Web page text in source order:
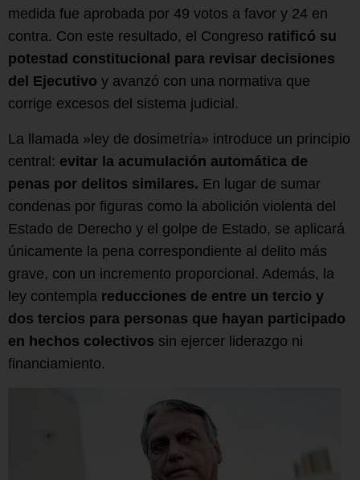
medida fue aprobada por 49 votos a favor y 24 en
contra. Con este resultado, el Congreso ratificó su
potestad constitucional para revisar decisiones
del Ejecutivo y avanzó con una normativa que
corrige excesos del sistema judicial.
La llamada »ley de dosimetría» introduce un principio
central: evitar la acumulación automática de
penas por delitos similares. En lugar de sumar
condenas por figuras como la abolición violenta del
Estado de Derecho y el golpe de Estado, se aplicará
únicamente la pena correspondiente al delito más
grave, con un incremento proporcional. Además, la
ley contempla reducciones de entre un tercio y
dos tercios para personas que hayan participado
en hechos colectivos sin ejercer liderazgo ni
financiamiento.